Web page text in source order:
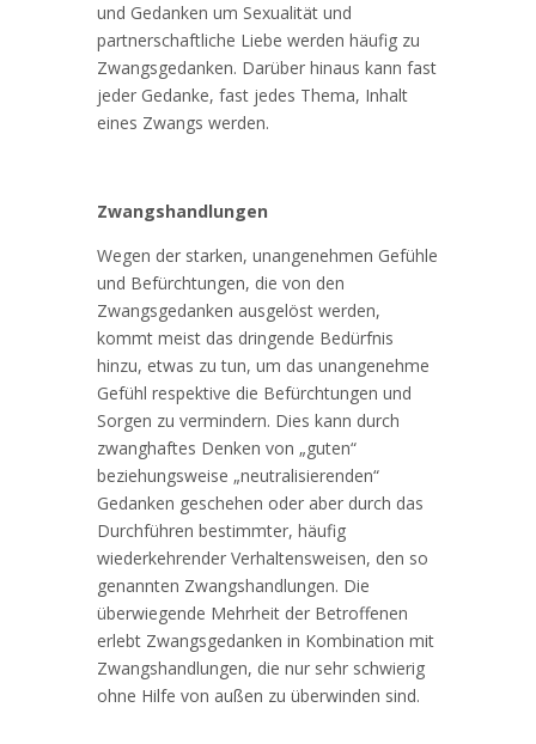
und Gedanken um Sexualität und
partnerschaftliche Liebe werden häufig zu
Zwangsgedanken. Darüber hinaus kann fast
jeder Gedanke, fast jedes Thema, Inhalt
eines Zwangs werden.
Zwangshandlungen
Wegen der starken, unangenehmen Gefühle
und Befürchtungen, die von den
Zwangsgedanken ausgelöst werden,
kommt meist das dringende Bedürfnis
hinzu, etwas zu tun, um das unangenehme
Gefühl respektive die Befürchtungen und
Sorgen zu vermindern. Dies kann durch
zwanghaftes Denken von „guten“
beziehungsweise „neutralisierenden“
Gedanken geschehen oder aber durch das
Durchführen bestimmter, häufig
wiederkehrender Verhaltensweisen, den so
genannten Zwangshandlungen. Die
überwiegende Mehrheit der Betroffenen
erlebt Zwangsgedanken in Kombination mit
Zwangshandlungen, die nur sehr schwierig
ohne Hilfe von außen zu überwinden sind.